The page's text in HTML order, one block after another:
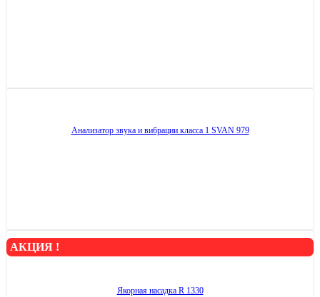
Анализатор звука и вибрации класса 1 SVAN 979
АКЦИЯ !
Якорная насадка R 1330